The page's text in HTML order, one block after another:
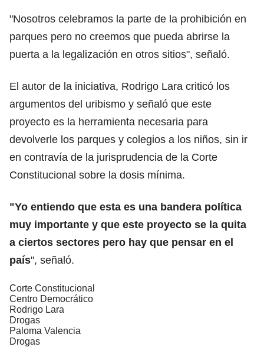
"Nosotros celebramos la parte de la prohibición en
parques pero no creemos que pueda abrirse la
puerta a la legalización en otros sitios", señaló.
El autor de la iniciativa, Rodrigo Lara criticó los
argumentos del uribismo y señaló que este
proyecto es la herramienta necesaria para
devolverle los parques y colegios a los niños, sin ir
en contravía de la jurisprudencia de la Corte
Constitucional sobre la dosis mínima.
"Yo entiendo que esta es una bandera política
muy importante y que este proyecto se la quita
a ciertos sectores pero hay que pensar en el
país", señaló.
Corte Constitucional
Centro Democrático
Rodrigo Lara
Drogas
Paloma Valencia
Drogas